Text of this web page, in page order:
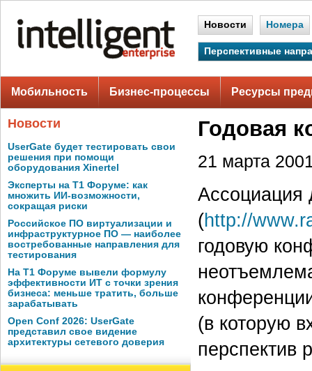
Новости Номера
Перспективные
Мобильность Бизнес-процессы Ресурсы
Новости
UserGate будет тестировать свои
решения при помощи
оборудования Xinertel
Эксперты на Т1 Форуме: как
множить ИИ-возможности,
сокращая риски
Российское ПО виртуализации и
инфраструктурное ПО — наиболее
востребованные направления для
тестирования
На Т1 Форуме вывели формулу
эффективности ИТ с точки зрения
бизнеса: меньше тратить, больше
зарабатывать
Open Conf 2026: UserGate
представил свое видение
архитектуры сетевого доверия
Годовая
21 марта
Ассоциация
(http://
годовую
(в которую
перспектив